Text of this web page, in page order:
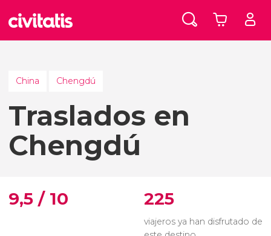
China Chengdú
Traslados en
Chengdú
9,5 / 10 225
viajeros ya han disfrutado de